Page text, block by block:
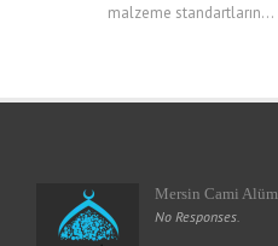
malzeme standartların...
Mersin Cami
No Responses.